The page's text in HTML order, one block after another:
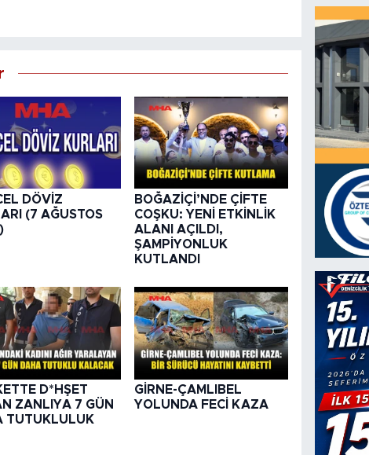
DÖVİZ
(7 AĞUSTOS
BOĞAZİÇİ’NDE ÇİFTE
COŞKU: YENİ ETKİNLİK
ALANI AÇILDI,
ŞAMPİYONLUK
KUTLANDI
D*HŞET
ZANLIYA 7 GÜN
TUTUKLULUK
GİRNE-ÇAMLIBEL
YOLUNDA FECİ KAZA